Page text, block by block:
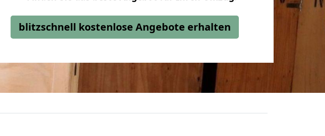
blitzschnell kostenlose Angebote erhalten